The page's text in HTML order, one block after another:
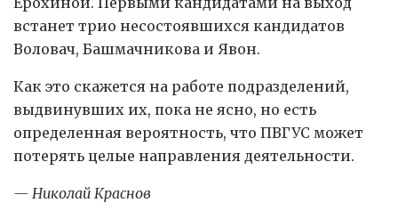
встанет трио несостоявшихся кандидатов
Воловач, Башмачникова и Явон.
Как это скажется на работе подразделений,
выдвинувших их, пока не ясно, но есть
определенная вероятность, что ПВГУС может
потерять целые направления деятельности.
— Николай Краснов